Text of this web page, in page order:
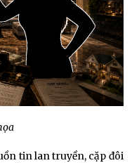
tin lan truyền, cặp đôi